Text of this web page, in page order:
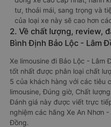
tư, thoải mái, sang trọng và
của loại xe này sẽ cao hơn
2. Về chất lượng, review,
Bình Định Bảo Lộc - Lâm
Xe limousine đi Bảo Lộc - Lâm
tốt nhất được phân loại chất
5 của khách hàng với các tiêu
limousine, Đúng giờ, Chất
Đánh giá này được viết trực
nghiệm các hãng Xe An Nhơn
Đồng.